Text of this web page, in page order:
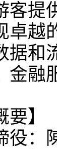
客提
卓越
据和
金融
要】
役：